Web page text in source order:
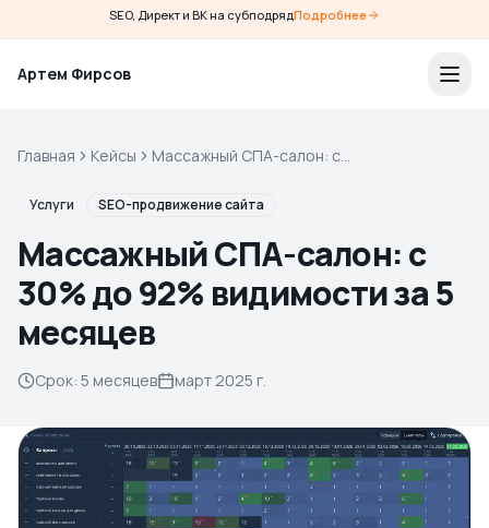
SEO, Директ и ВК на субподрядПодробнее
Артем Фирсов
Главная Кейсы
Массажный СПА-салон: с
месяцев
Услуги SEO-продвижение сайта
Массажный СПА-салон: с
30% до 92% видимости за 5
месяцев
Срок: 5 месяцев март 2025 г.